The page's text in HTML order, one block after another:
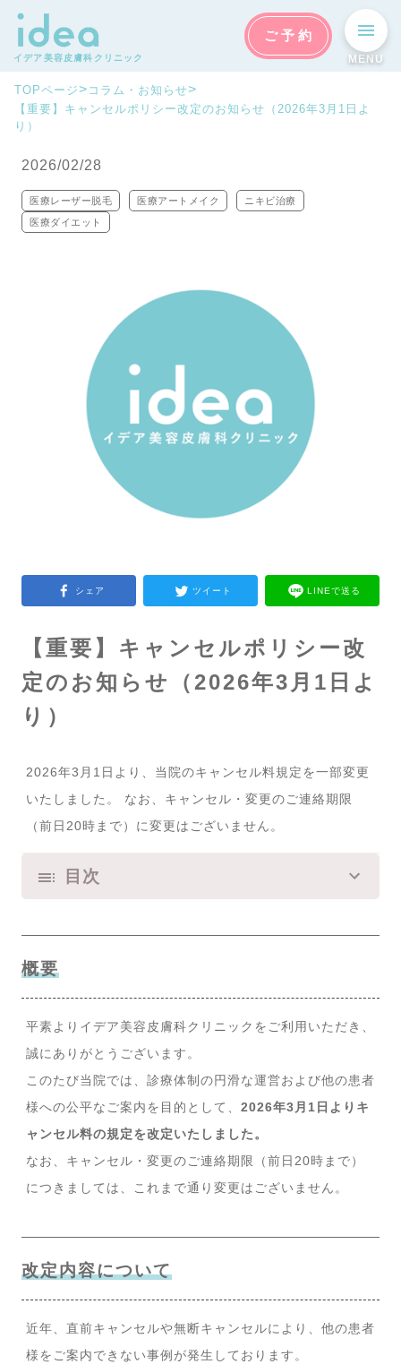
イデア美容皮膚科クリニック
ご予約
MENU
TOPページ> コラム・お知らせ>
【重要】キャンセルポリシー改定のお知らせ（2026年3月1日よ
り）
2026/02/28
医療レーザー脱毛 医療アートメイク
ニキビ治療
医療ダイエット
シェア ツイート LINEで送る
【重要】キャンセルポリシー改
定のお知らせ（2026年3月1日よ
り）
2026年3月1日より、当院のキャンセル料規定を一部変更
いたしました。 なお、キャンセル・変更のご連絡期限
（前日20時まで）に変更はございません。
目次
概要
平素よりイデア美容皮膚科クリニックをご利用いただき、
誠にありがとうございます。
このたび当院では、診療体制の円滑な運営および他の患者
様への公平なご案内を目的として、 2026年3月1日よりキ
ャンセル料の規定を改定いたしました。
なお、キャンセル・変更のご連絡期限（前日20時まで）
につきましては、これまで通り変更はございません。
改定内容について
近年、直前キャンセルや無断キャンセルにより、他の患者
様をご案内できない事例が発生しております。